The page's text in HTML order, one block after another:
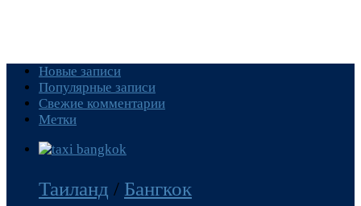
Новые записи
Популярные записи
Свежие комментарии
Метки
Таиланд / Бангкок